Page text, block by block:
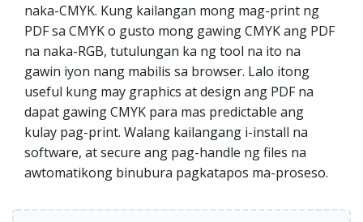
naka-CMYK. Kung kailangan mong mag-print ng
PDF sa CMYK o gusto mong gawing CMYK ang PDF
na naka-RGB, tutulungan ka ng tool na ito na
gawin iyon nang mabilis sa browser. Lalo itong
useful kung may graphics at design ang PDF na
dapat gawing CMYK para mas predictable ang
kulay pag-print. Walang kailangang i-install na
software, at secure ang pag-handle ng files na
awtomatikong binubura pagkatapos ma-proseso.